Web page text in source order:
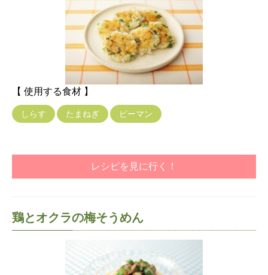
【 使用する食材 】
しらす たまねぎ ピーマン
レシピを見に行く！
鶏とオクラの梅そうめん